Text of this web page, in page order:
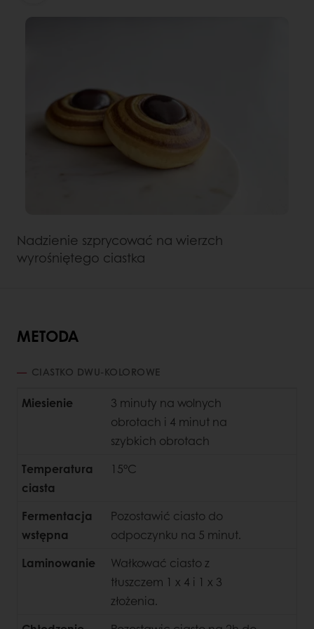
Nadzienie szprycować na wierzch
wyrośniętego ciastka
METODA
CIASTKO DWU-KOLOROWE
Miesienie
3 minuty na wolnych
obrotach i 4 minut na
szybkich obrotach
Temperatura
ciasta
15°C
Fermentacja
wstępna
Pozostawić ciasto do
odpoczynku na 5 minut.
Laminowanie
Wałkować ciasto z
tłuszczem 1 x 4 i 1 x 3
złożenia.